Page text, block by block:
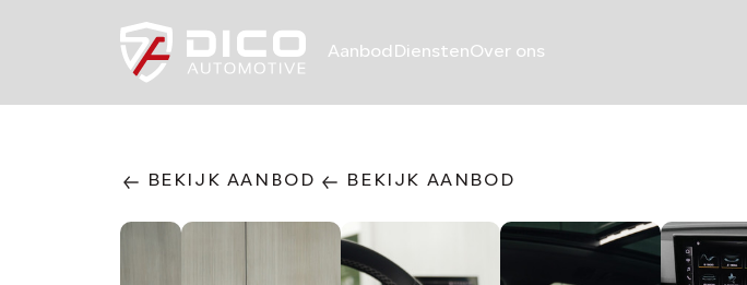
Aanbod DienstenOver ons
BEKIJK AANBOD BEKIJK AANBOD